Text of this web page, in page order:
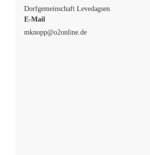
Dorfgemeinschaft Levedagsen
E-Mail
mknopp@o2online.de